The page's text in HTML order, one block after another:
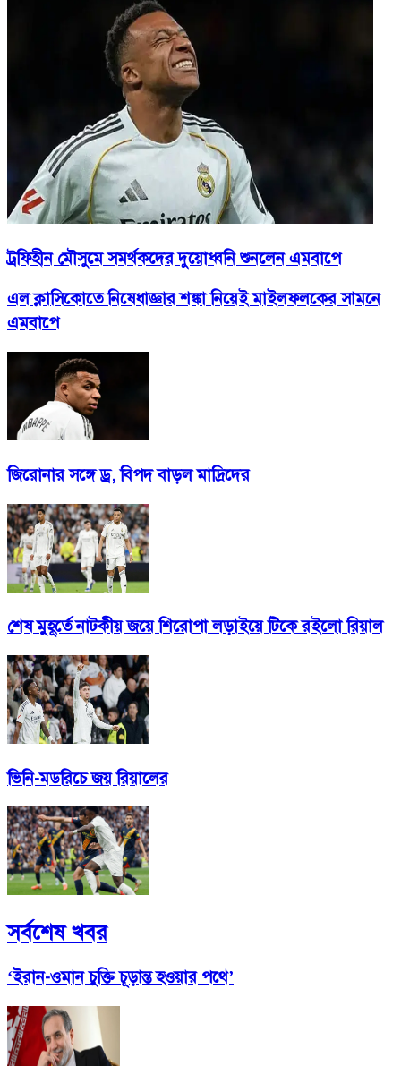
ট্রফিহীন মৌসুমে সমর্থকদের দুয়োধ্বনি শুনলেন এমবাপে
এল ক্লাসিকোতে নিষেধাজ্ঞার শঙ্কা নিয়েই মাইলফলকের সামনে
এমবাপে
জিরোনার সঙ্গে ড্র, বিপদ বাড়ল মাদ্রিদের
শেষ মুহূর্তে নাটকীয় জয়ে শিরোপা লড়াইয়ে টিকে রইলো রিয়াল
ভিনি-মডরিচে জয় রিয়ালের
সর্বশেষ খবর
‘ইরান-ওমান চুক্তি চূড়ান্ত হওয়ার পথে’